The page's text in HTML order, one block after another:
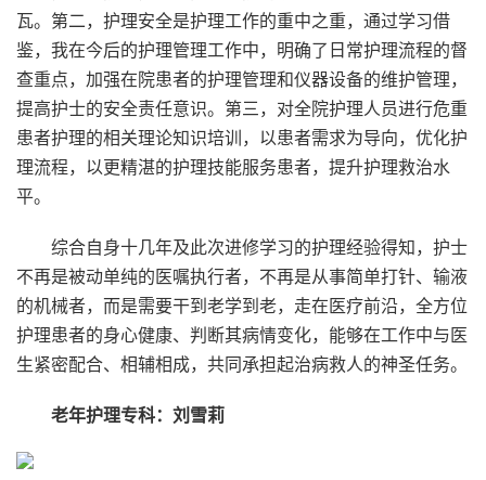
瓦。第二，护理安全是护理工作的重中之重，通过学习借
鉴，我在今后的护理管理工作中，明确了日常护理流程的督
查重点，加强在院患者的护理管理和仪器设备的维护管理，
提高护士的安全责任意识。第三，对全院护理人员进行危重
患者护理的相关理论知识培训，以患者需求为导向，优化护
理流程，以更精湛的护理技能服务患者，提升护理救治水
平。
综合自身十几年及此次进修学习的护理经验得知，护士
不再是被动单纯的医嘱执行者，不再是从事简单打针、输液
的机械者，而是需要干到老学到老，走在医疗前沿，全方位
护理患者的身心健康、判断其病情变化，能够在工作中与医
生紧密配合、相辅相成，共同承担起治病救人的神圣任务。
老年护理专科：刘雪莉